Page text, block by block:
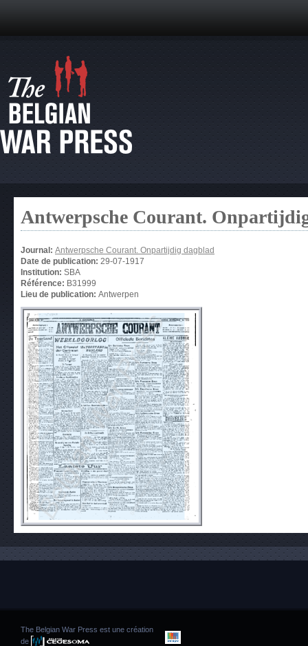
Antwerpsche Courant.
Journal: Antwerpsche Courant. Onpartijdig dagblad
Date de publication: 29-07-1917
Institution: SBA
Référence: B31999
Lieu de publication: Antwerpen
The Belgian War Press est une création
de